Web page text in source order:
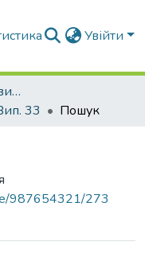
Увійти
Вибрані статті з наукових збірників КНУБА
33 Пошук
987654321/273